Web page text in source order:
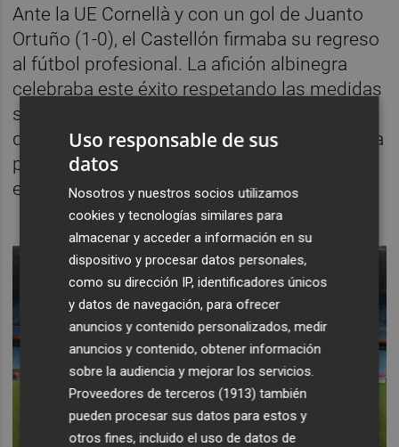
Ante la UE Cornellà y con un gol de Juanto
Ortuño (1-0), el Castellón firmaba su regreso
al fútbol profesional. La afición albinegra
celebraba este éxito respetando las medidas
sanitarias y permaneciendo en casa, pese a
que veía como su equipo tras haber estado a
punto de desaparecer en varias ocasiones
en la última década, resurgía de las cenizas.
Uso responsable de sus
datos
Nosotros y nuestros socios utilizamos
cookies y tecnologías similares para
almacenar y acceder a información en su
dispositivo y procesar datos personales,
como su dirección IP, identificadores únicos
y datos de navegación, para ofrecer
anuncios y contenido personalizados, medir
anuncios y contenido, obtener información
sobre la audiencia y mejorar los servicios.
Proveedores de terceros (1913) también
pueden procesar sus datos para estos y
otros fines, incluido el uso de datos de